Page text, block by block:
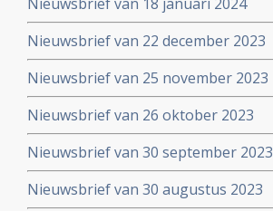
Nieuwsbrief van 22 december 2023
Nieuwsbrief van 25 november 2023
Nieuwsbrief van 26 oktober 2023
Nieuwsbrief van 30 september 2023
Nieuwsbrief van 30 augustus 2023